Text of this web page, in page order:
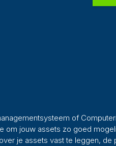
of
om jouw assets zo goed
je assets vast te leggen,